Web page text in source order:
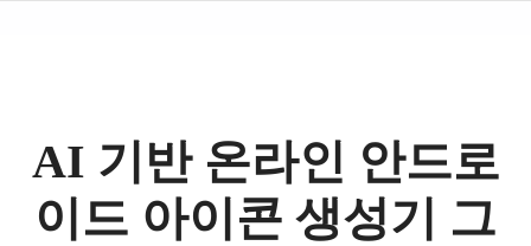
AI 기반 온라인 안드로
이드 아이콘 생성기 그